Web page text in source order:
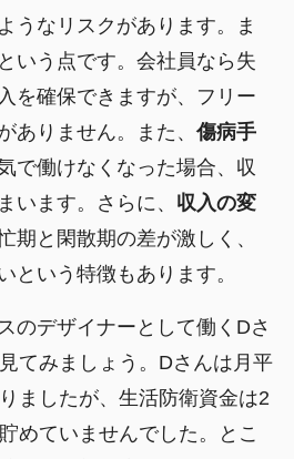
うなリスクがあります。ま
いう点です。会社員なら失
を確保できますが、フリー
ありません。また、傷病手
で働けなくなった場合、収
います。さらに、 収入の変
期と閑散期の差が激しく、
という特徴もあります。
のデザイナーとして働くDさ
てみましょう。Dさんは月平
ましたが、生活防衛資金は2
めていませんでした。とこ